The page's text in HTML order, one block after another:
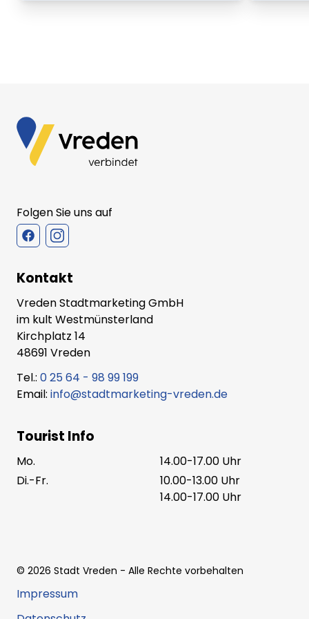
Folgen Sie uns auf
Kontakt
Vreden Stadtmarketing GmbH
im kult Westmünsterland
Kirchplatz 14
48691 Vreden
Tel.: 0 25 64 - 98 99 199
Email: info@stadtmarketing-vreden.de
Tourist Info
Mo.
14.00-17.00 Uhr
Di.-Fr.
10.00-13.00 Uhr
14.00-17.00 Uhr
© 2026 Stadt Vreden - Alle Rechte vorbehalten
Impressum